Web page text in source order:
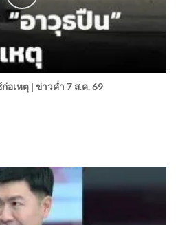
อเหตุ | ข่าวค่ำ 7 ส.ค. 69